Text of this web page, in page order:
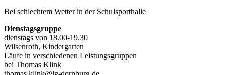
Bei schlechtem Wetter in der Schulsporthalle
Dienstagsgruppe
dienstags von 18.00-19.30
Wilsenroth, Kindergarten
Läufe in verschiedenen Leistungsgruppen
bei Thomas Klink